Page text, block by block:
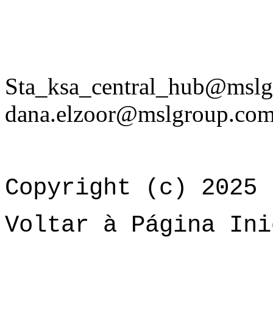
Copyright (c) 2025
Voltar à Página